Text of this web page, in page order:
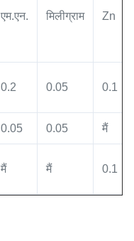
एम.एन. मिलीग्राम Zn
0.2 0.05 0.1
0.05 0.05 मैं
मैं मैं 0.1